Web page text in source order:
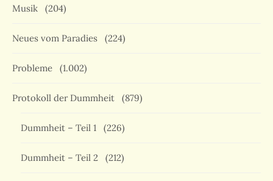
Musik (204)
Neues vom Paradies (224)
Probleme (1.002)
Protokoll der Dummheit (879)
Dummheit – Teil 1 (226)
Dummheit – Teil 2 (212)